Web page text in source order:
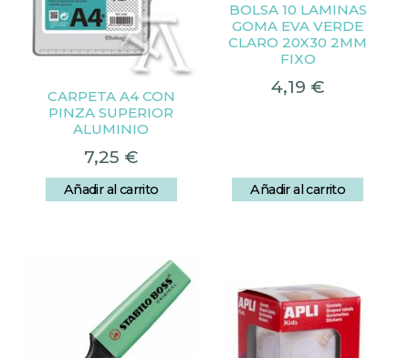
CARPETA A4 CON
PINZA SUPERIOR
ALUMINIO
7,25 €
Añadir al carrito
BOLSA 10 LAMINAS
GOMA EVA VERDE
CLARO 20X30 2MM
FIXO
4,19 €
Añadir al carrito